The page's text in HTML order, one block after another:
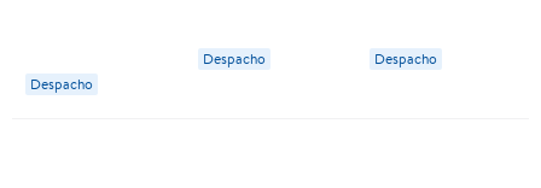
Pomaire
Despacho
g San José
Despacho Despacho